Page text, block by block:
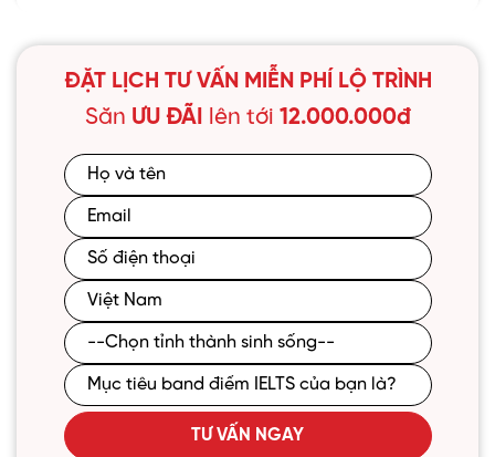
ĐẶT LỊCH TƯ VẤN MIỄN PHÍ LỘ TRÌNH
Săn ƯU ĐÃI lên tới 12.000.000đ
TƯ VẤN NGAY